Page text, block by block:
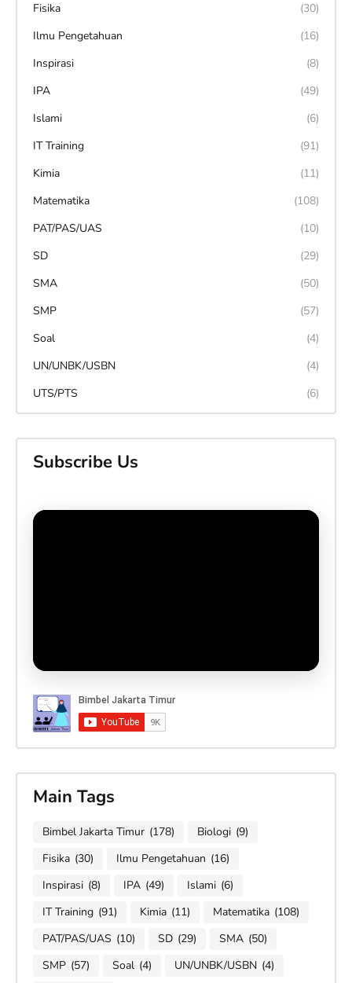
Fisika
(30)
Ilmu Pengetahuan
(16)
Inspirasi
(8)
IPA
(49)
Islami
(6)
IT Training
(91)
Kimia
(11)
Matematika
(108)
PAT/PAS/UAS
(10)
SD
(29)
SMA
(50)
SMP
(57)
Soal
(4)
UN/UNBK/USBN
(4)
UTS/PTS
(6)
Subscribe Us
Main Tags
Bimbel Jakarta Timur (178) Biologi (9)
Fisika (30) Ilmu Pengetahuan (16)
Inspirasi (8) IPA (49) Islami (6)
IT Training (91) Kimia (11) Matematika (108)
PAT/PAS/UAS (10) SD (29) SMA (50)
SMP (57) Soal (4) UN/UNBK/USBN (4)